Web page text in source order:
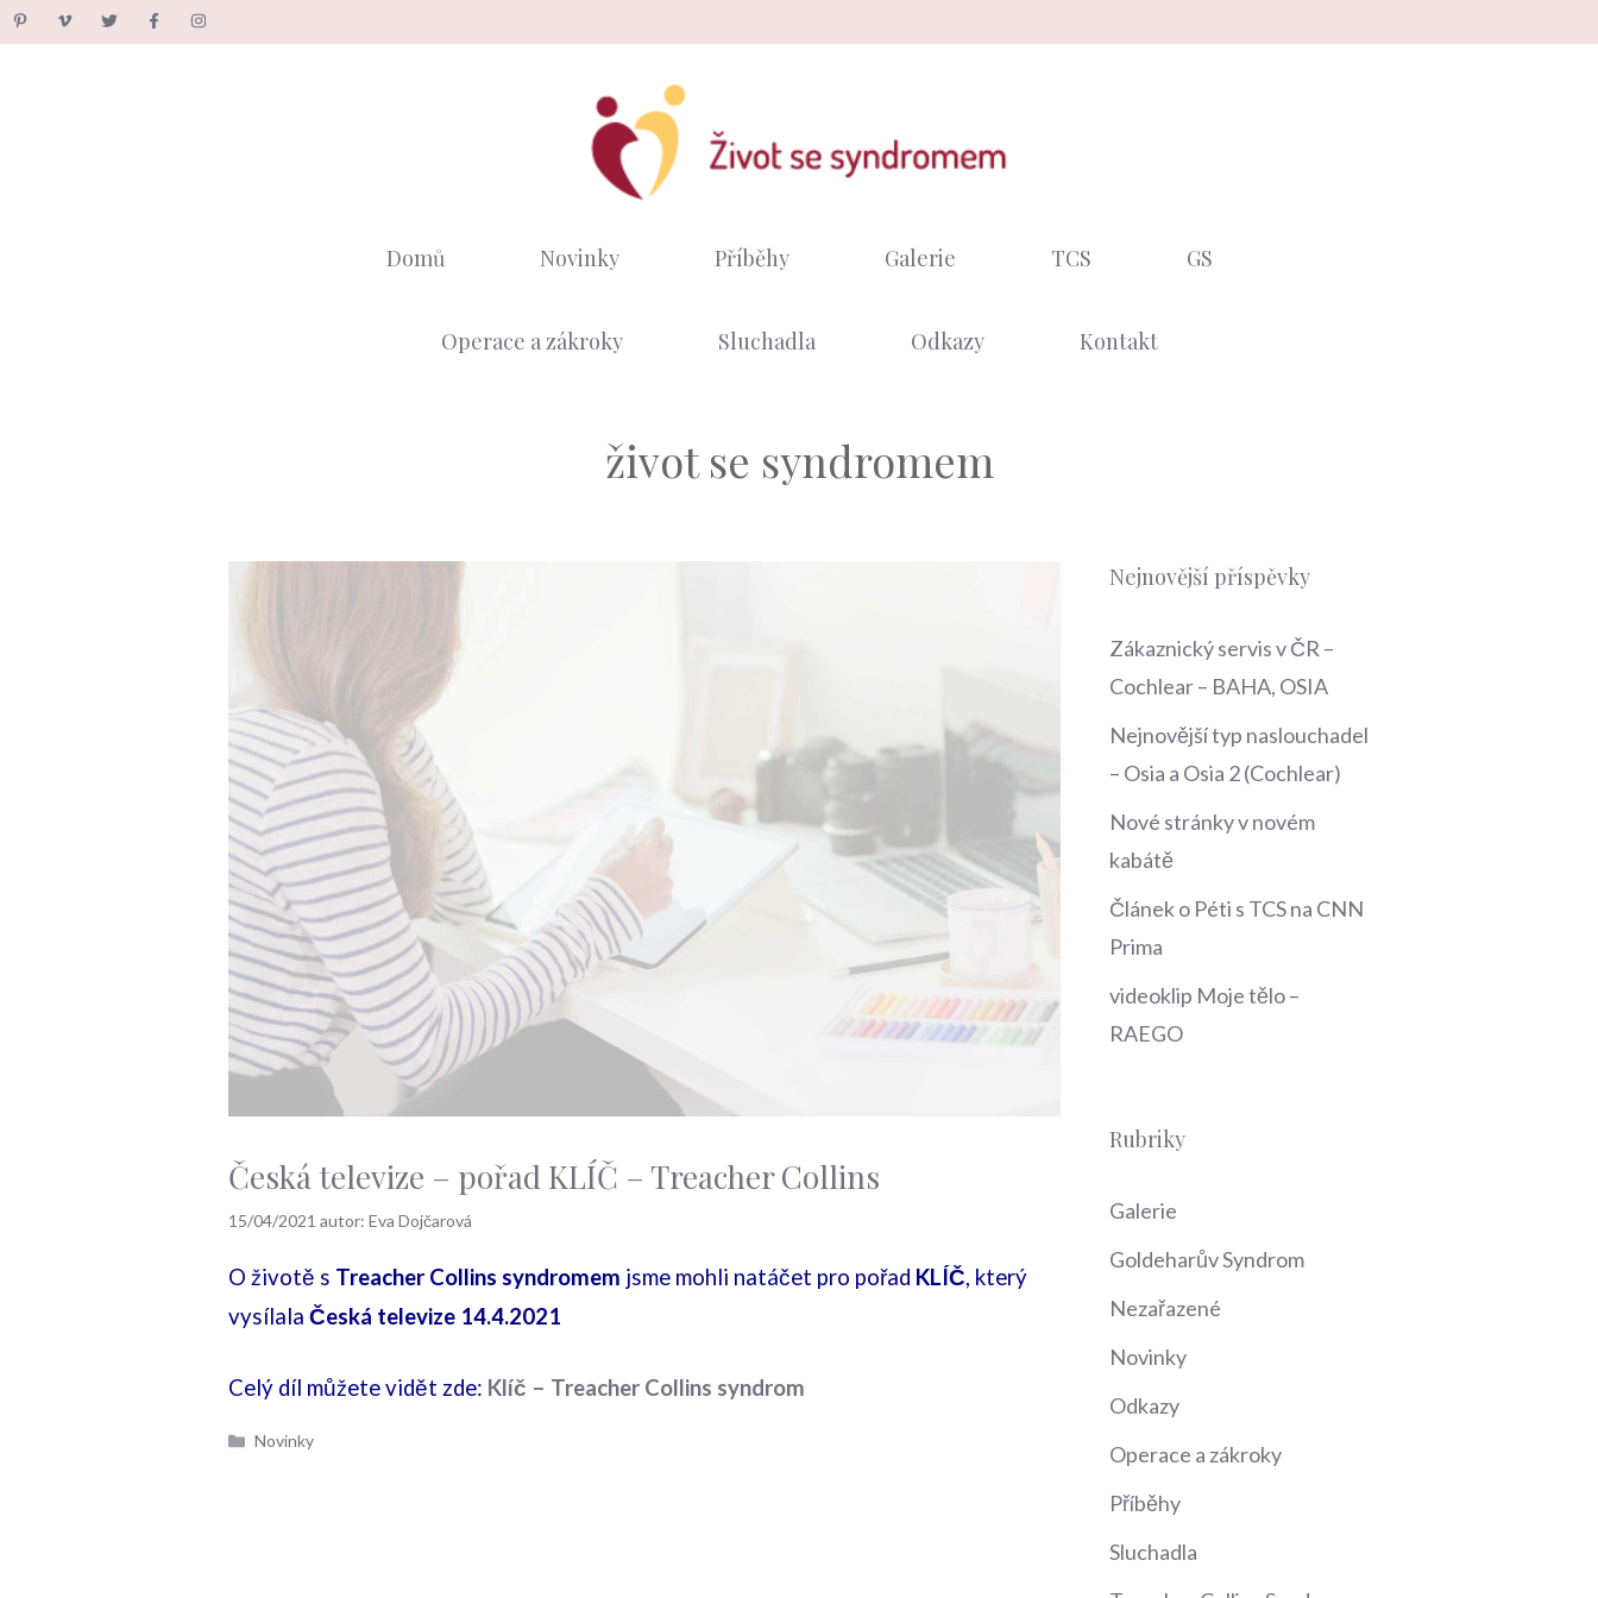
Přeskočit
Domů Novinky Příběhy Galerie TCS GS
Operace a zákroky Sluchadla Odkazy Kontakt
život se syndromem
Česká televize – pořad KLÍČ – Treacher Collins
15/04/2021 autor: Eva Dojčarová
O životě s Treacher Collins syndromem jsme mohli natáčet pro pořad KLÍČ, který
vysílala Česká televize 14.4.2021
Celý díl můžete vidět zde: Klíč – Treacher Collins syndrom
Rubriky
Novinky
Nejnovější příspěvky
Zákaznický servis v ČR –
Cochlear – BAHA, OSIA
Nejnovější typ naslouchadel
– Osia a Osia 2 (Cochlear)
Nové stránky v novém
kabátě
Článek o Péti s TCS na CNN
Prima
videoklip Moje tělo –
RAEGO
Rubriky
Galerie
Goldeharův Syndrom
Nezařazené
Novinky
Odkazy
Operace a zákroky
Příběhy
Sluchadla